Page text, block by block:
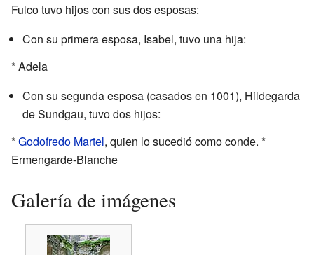
Fulco tuvo hijos con sus dos esposas:
Con su primera esposa, Isabel, tuvo una hija:
* Adela
Con su segunda esposa (casados en 1001), Hildegarda
de Sundgau, tuvo dos hijos:
*Godofredo Martel, quien lo sucedió como conde. *
Ermengarde-Blanche
Galería de imágenes